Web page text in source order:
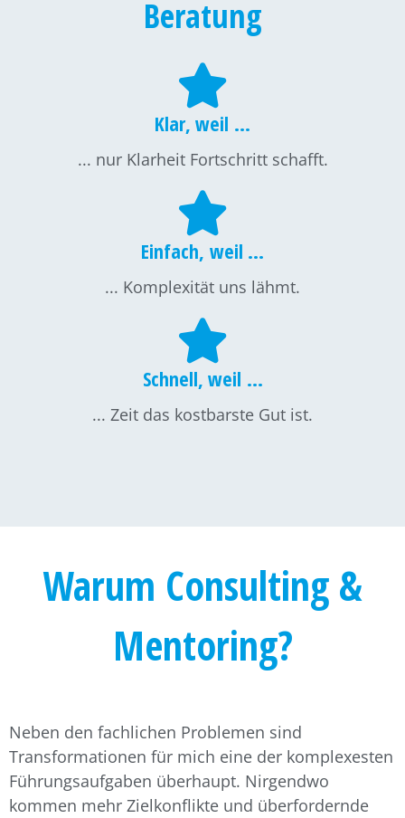
Beratung
Klar, weil ...
... nur Klarheit Fortschritt schafft.
Einfach, weil ...
... Komplexität uns lähmt.
Schnell, weil ...
... Zeit das kostbarste Gut ist.
Warum Consulting &
Mentoring?
Neben den fachlichen Problemen sind
Transformationen für mich eine der komplexesten
Führungsaufgaben überhaupt. Nirgendwo
kommen mehr Zielkonflikte und überfordernde